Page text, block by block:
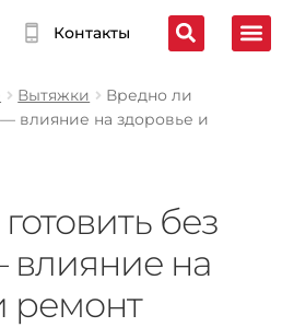
Контакты
Вытяжки
Вредно ли
влияние на здоровье и
без
на
ремонт